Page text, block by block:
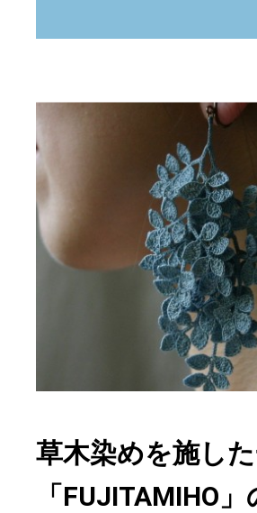
草木染めを施し
「FUJITAMIHO